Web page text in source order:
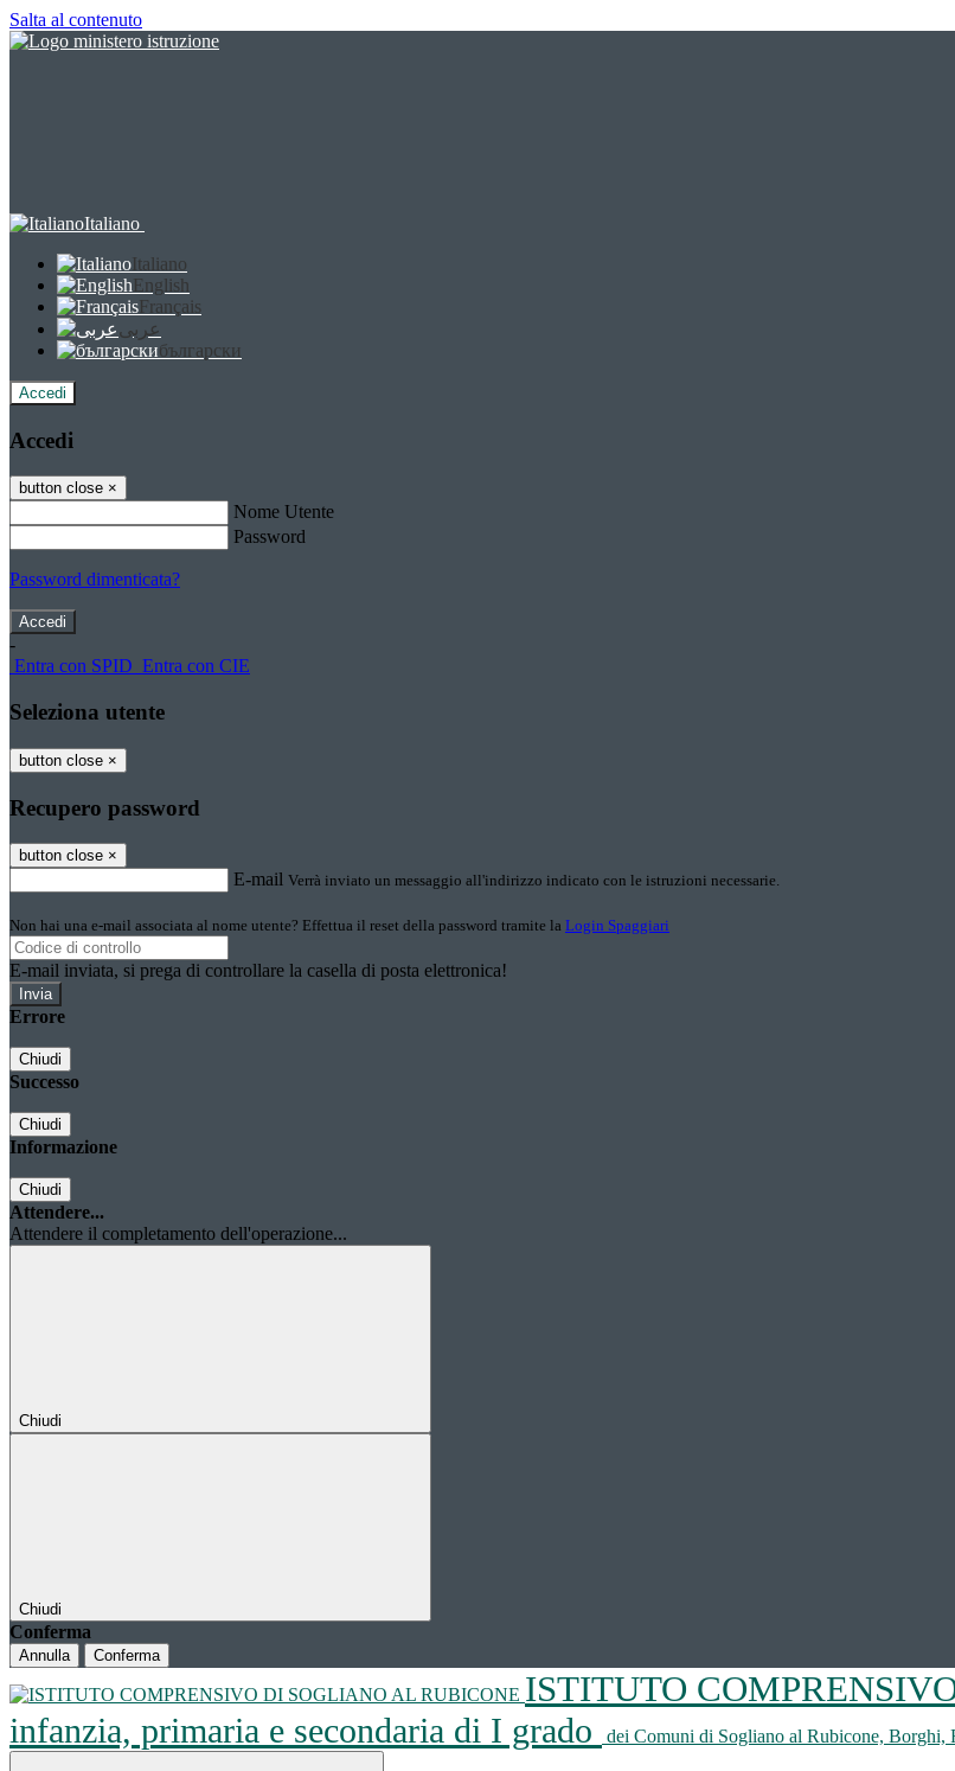
Salta al contenuto
Italiano
Italiano
English
Français
عربى
български
Accedi
Accedi
button close ×
Nome Utente
Password
Password dimenticata?
-
Entra con SPID Entra con CIE
Seleziona utente
button close ×
Recupero password
button close ×
E-mail Verrà inviato un messaggio all'indirizzo indicato con le istruzioni necessarie.
Non hai una e-mail associata al nome utente? Effettua il reset della password tramite la Login Spaggiari
E-mail inviata, si prega di controllare la casella di posta elettronica!
Errore
Chiudi
Successo
Chiudi
Informazione
Chiudi
Attendere...
Attendere il completamento dell'operazione...
Chiudi
Chiudi
Conferma
Annulla Conferma
ISTITUTO
infanzia, primaria e secondaria di I grado
dei Comuni di Sogliano al Rubicone, Borghi,